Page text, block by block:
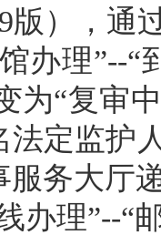
版），通
办理”--“
为“复审中
法定监护
服务大厅
办理”--“